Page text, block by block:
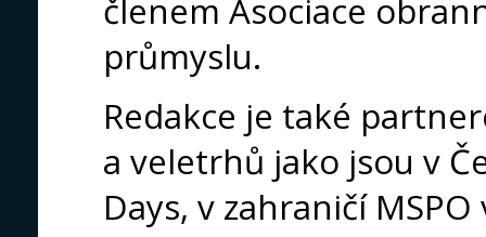
členem Asociace
průmyslu.
Redakce je také
a veletrhů jako jsou v
Days, v zahraničí